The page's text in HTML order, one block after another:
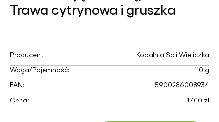
Trawa cytrynowa i gruszka
Producent:
Kopalnia Soli Wieliczka
Waga/Pojemność:
110 g
EAN:
5900286008934
Cena:
17,00 zł